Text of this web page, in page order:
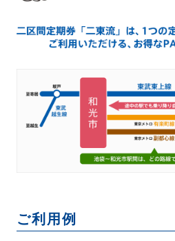
ご利用例